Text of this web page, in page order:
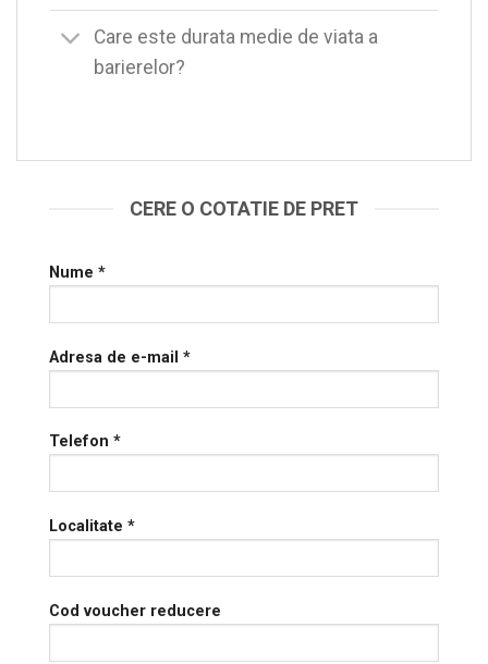
Care este durata medie de viata a
barierelor?
CERE O COTATIE DE PRET
Nume *
Adresa de e-mail *
Telefon *
Localitate *
Cod voucher reducere